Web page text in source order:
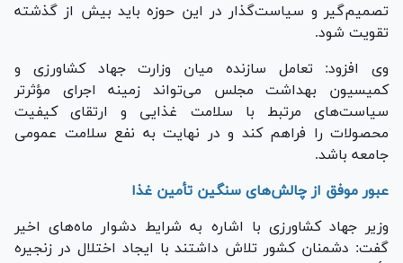
تصمیم‌گیر و سیاست‌گذار در این حوزه باید بیش از گذشته
تقویت شود.
وی افزود: تعامل سازنده میان وزارت جهاد کشاورزی و
کمیسیون بهداشت مجلس می‌تواند زمینه اجرای مؤثرتر
سیاست‌های مرتبط با سلامت غذایی و ارتقای کیفیت
محصولات را فراهم کند و در نهایت به نفع سلامت عمومی
جامعه باشد.
عبور موفق از چالش‌های سنگین تأمین غذا
وزیر جهاد کشاورزی با اشاره به شرایط دشوار ماه‌های اخیر
گفت: دشمنان کشور تلاش داشتند با ایجاد اختلال در زنجیره